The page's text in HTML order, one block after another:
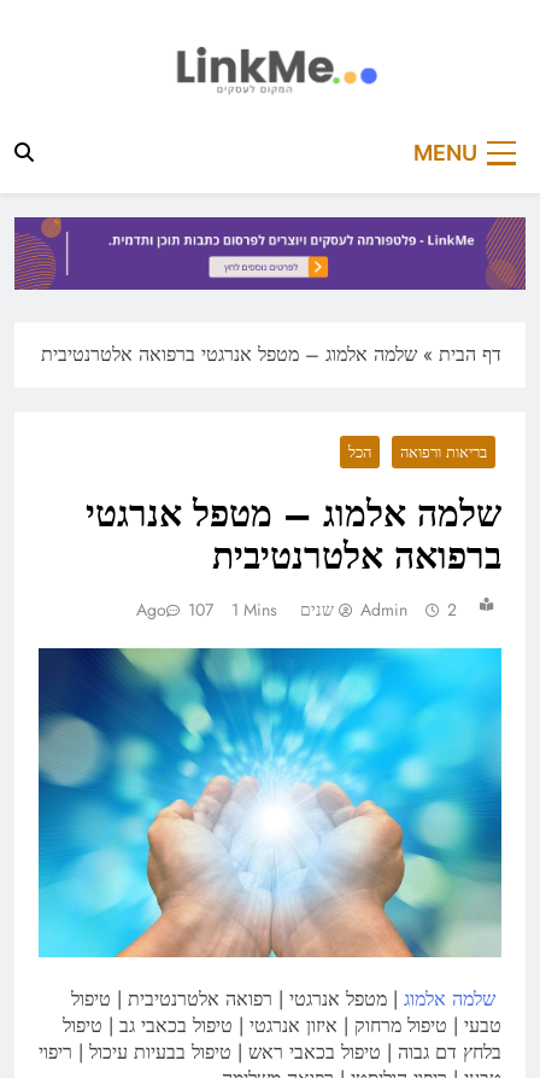
MENU
דף הבית » שלמה אלמוג – מטפל אנרגטי ברפואה אלטרנטיבית
בריאות ורפואה הכל
שלמה אלמוג – מטפל אנרגטי
ברפואה אלטרנטיבית
Admin 2 שנים Ago 107 1 Mins
שלמה אלמוג | מטפל אנרגטי | רפואה אלטרנטיבית | טיפול
טבעי | טיפול מרחוק | איזון אנרגטי | טיפול בכאבי גב | טיפול
בלחץ דם גבוה | טיפול בכאבי ראש | טיפול בבעיות עיכול | ריפוי